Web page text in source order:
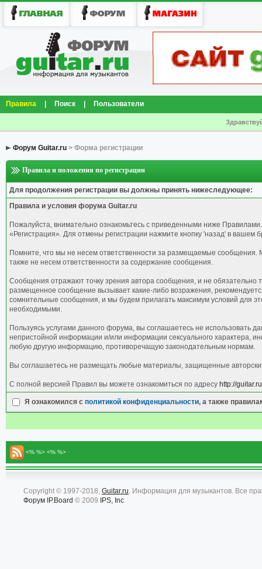
Правила Поиск Пользователи
Форум Guitar.ru > Форма регистрации
Правила и положения по регистрации
Для продолжения регистрации вы должны принять нижеследующее:
Правила и условия форума Guitar.ru
Пожалуйста, внимательно ознакомьтесь с приведенными ниже
«Регистрация». Для отмены регистрации нажмите кнопку 'назад' в вашем
Помните, что мы не несем ответственности за размещаемые
также не несем ответственности за содержание сообщения.
Сообщения отражают точку зрения автора сообщения, и не обязательно
размещенное сообщение вызывает какие-либо возражения,
сомнительные сообщения, и мы будем прилагать максимум условий для
необходимыми.
Пользуясь услугами данного форума, вы соглашаетесь не
непристойной информации и/или информации сексуального характера,
любую другую информацию, противоречащую законодательным нормам.
Вы соглашаетесь не размещать любые материалы, защищенные
С полной версией Правил вы можете ознакомиться по адресу http://
Я ознакомился с политикой конфиденциальности, а также
<% %> <% %>
Copyright © 1997-2018, Guitar.ru. Информация для музыкантов. Все
Форум IP.Board © 2009 IPS, Inc